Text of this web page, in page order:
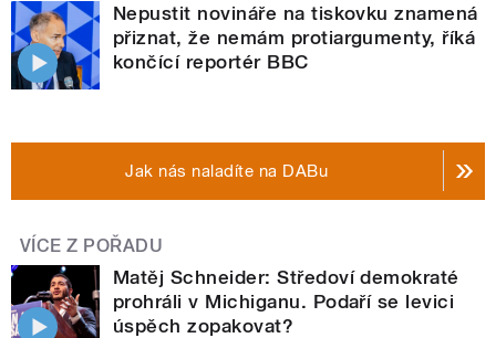
Nepustit novináře na tiskovku znamená
přiznat, že nemám protiargumenty, říká
končící reportér BBC
Jak nás naladíte na DABu
VÍCE Z POŘADU
Matěj Schneider: Středoví demokraté
prohráli v Michiganu. Podaří se levici
úspěch zopakovat?